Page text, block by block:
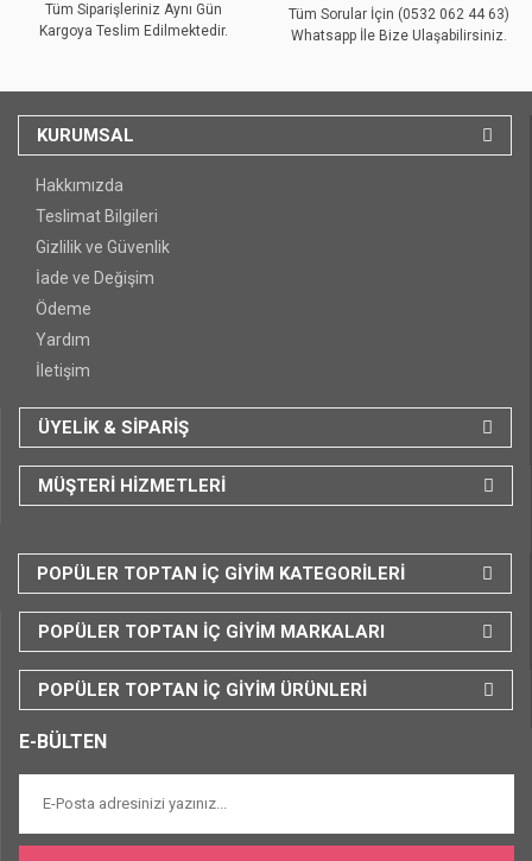
Tüm Siparişleriniz Aynı Gün
Kargoya Teslim Edilmektedir.
Tüm Sorular İçin (0532 062 44 63)
Whatsapp İle Bize Ulaşabilirsiniz.
KURUMSAL
Hakkımızda
Teslimat Bilgileri
Gizlilik ve Güvenlik
İade ve Değişim
Ödeme
Yardım
İletişim
ÜYELİK & SİPARİŞ
MÜŞTERİ HİZMETLERİ
POPÜLER TOPTAN İÇ GİYİM KATEGORİLERİ
POPÜLER TOPTAN İÇ GİYİM MARKALARI
POPÜLER TOPTAN İÇ GİYİM ÜRÜNLERİ
E-BÜLTEN